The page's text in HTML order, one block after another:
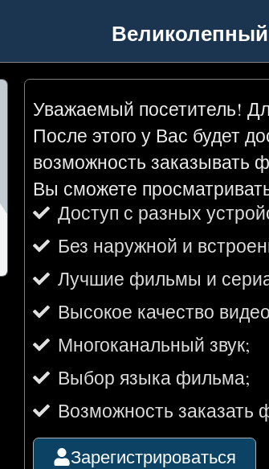
Великолепный
Уважаемый посетитель!
После этого у Вас будет
возможность
Вы сможете
Доступ с разных
Без наружной и
Лучшие фильмы и
Высокое качество
Многоканальный звук;
Выбор языка фильма;
Возможность заказать
Зарегистрироваться